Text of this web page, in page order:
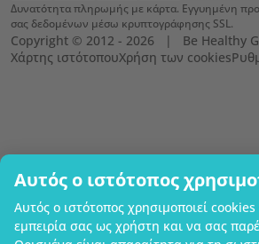
Αυτός ο ιστότοπος
Αυτός ο ιστότοπος χρησιμοποιεί
εμπειρία σας ως χρήστη και να σας
Δυνατότητα πληρωμής με κάρτα. Εγγυημένη
σας δεδομένων μέσω κρυπτογράφησης SSL.
Copyright © 2012 - 2026   |   Be Healthy
Χάρτης ιστότοπουΧρήση των cookies